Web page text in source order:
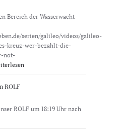
Bereich der Wasserwacht
serien/galileo/videos/galileo-
kreuz-wer-bezahlt-die-
not-
ROLF
ROLF um 18:19 Uhr nach